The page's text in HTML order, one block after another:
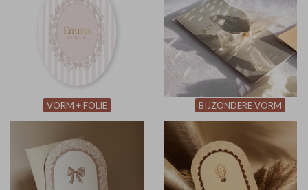
VORM + FOLIE BIJZONDERE VORM